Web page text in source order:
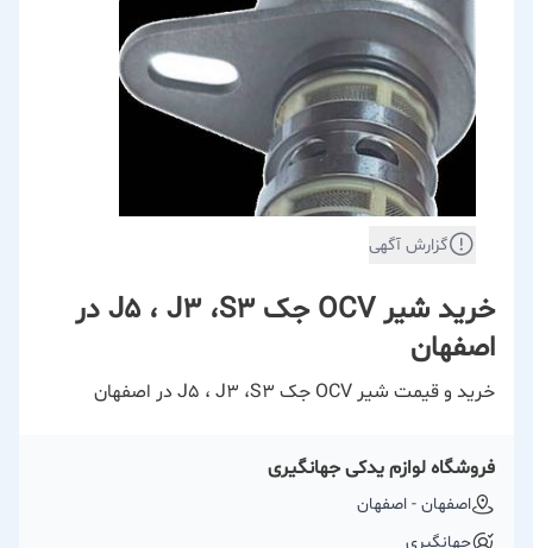
گزارش آگهی
خرید شیر OCV جک J۵ ، J3 ،S3 در
اصفهان
خرید و قیمت شیر OCV جک J۵ ، J3 ،S3 در اصفهان
فروشگاه لوازم یدکی جهانگیری
اصفهان - اصفهان
جهانگیری